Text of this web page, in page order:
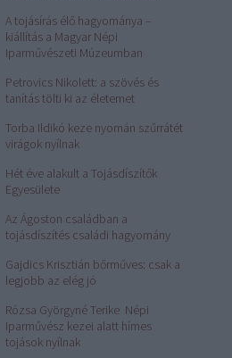
A tojásírás élő hagyománya –
kiállítás a Magyar Népi
Iparművészeti Múzeumban
Petrovics Nikolett: a szövés és
tanítás tölti ki az életemet
Torba Ildikó keze nyomán szűrrátét
virágok nyílnak
Hét éve alakult a Tojásdíszítők
Egyesülete
Az Ágoston családban a
tojásdíszítés családi hagyomány
Gajdics Krisztián bőrműves: csak a
legjobb az elég jó
Rózsa Györgyné Terike Népi
Iparművész kezei alatt hímes
tojások nyílnak